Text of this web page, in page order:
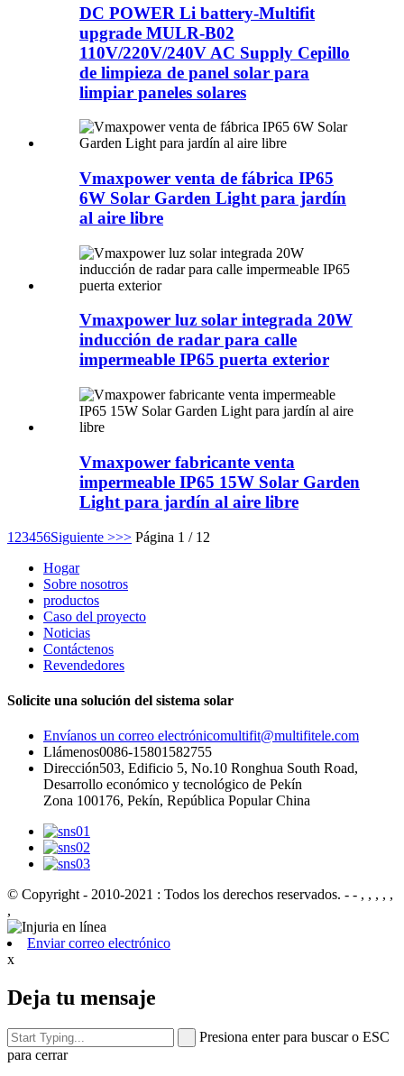
DC POWER Li battery-Multifit
upgrade MULR-B02
110V/220V/240V AC Supply Cepillo
de limpieza de panel solar para
limpiar paneles solares
Vmaxpower venta de fábrica IP65
6W Solar Garden Light para jardín
al aire libre
Vmaxpower luz solar integrada 20W
inducción de radar para calle
impermeable IP65 puerta exterior
Vmaxpower fabricante venta
impermeable IP65 15W Solar Garden
Light para jardín al aire libre
1 23456Siguiente >>> Página 1 / 12
Hogar
Sobre nosotros
productos
Caso del proyecto
Noticias
Contáctenos
Revendedores
Solicite una solución del sistema solar
Envíanos un correo electrónicomultifit@multifitele.com
Llámenos0086-15801582755
Dirección503, Edificio 5, No.10 Ronghua South Road,
Desarrollo económico y tecnológico de Pekín
Zona 100176, Pekín, República Popular China
© Copyright - 2010-2021 : Todos los derechos reservados. - - , , , , ,
,
Enviar correo electrónico
x
Deja tu mensaje
Presiona enter para buscar o ESC
para cerrar